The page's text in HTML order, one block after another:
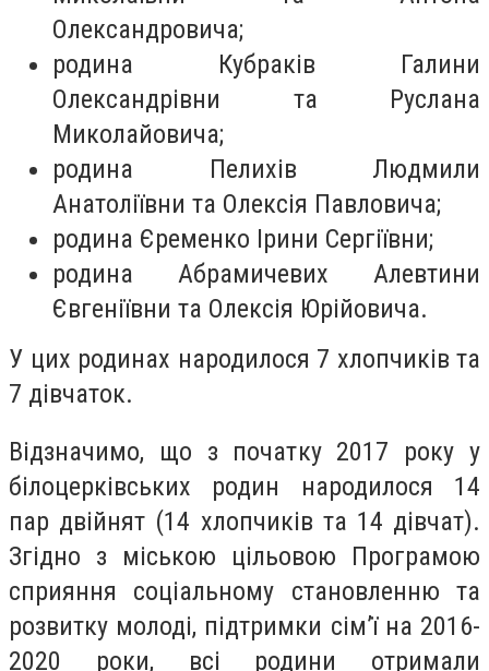
Олександровича;
родина Кубраків Галини
Олександрівни та Руслана
Миколайовича;
родина Пелихів Людмили
Анатоліївни та Олексія Павловича;
родина Єременко Ірини Сергіївни;
родина Абрамичевих Алевтини
Євгеніївни та Олексія Юрійовича.
У цих родинах народилося 7 хлопчиків та
7 дівчаток.
Відзначимо, що з початку 2017 року у
білоцерківських родин народилося 14
пар двійнят (14 хлопчиків та 14 дівчат).
Згідно з міською цільовою Програмою
сприяння соціальному становленню та
розвитку молоді, підтримки сім’ї на 2016-
2020 роки, всі родини отримали